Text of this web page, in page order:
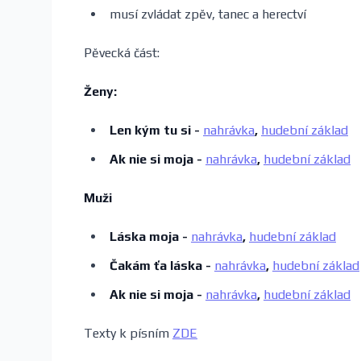
musí zvládat zpěv, tanec a herectví
Pěvecká část:
Ženy:
Len kým tu si - nahrávka, hudební základ
Ak nie si moja - nahrávka, hudební základ
Muži
Láska moja - nahrávka, hudební základ
Čakám ťa láska - nahrávka, hudební základ
Ak nie si moja - nahrávka, hudební základ
Texty k písním ZDE